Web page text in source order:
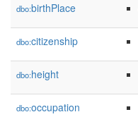
dbo:birthPlace
dbo:citizenship
dbo:height
dbo:occupation